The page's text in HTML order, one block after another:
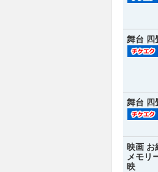
舞台 四
舞台 四
映画 お
メモリ
映